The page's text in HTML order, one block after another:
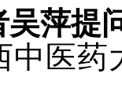
吴萍提
中医药